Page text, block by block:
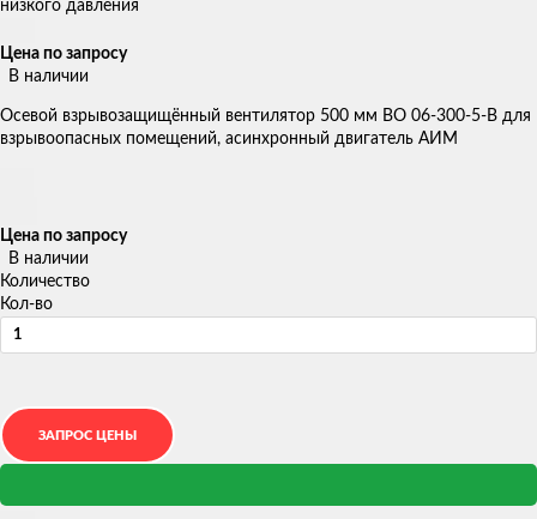
Цена по запросу
В наличии
Осевой взрывозащищённый вентилятор 500 мм ВО 06-300-5-В для
взрывоопасных помещений, асинхронный двигатель АИМ
Цена по запросу
В наличии
Количество
Кол-во